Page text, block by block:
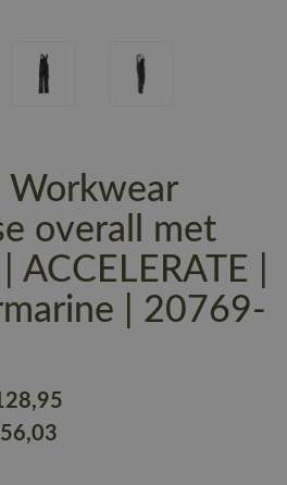
Workwear
overall met
ACCELERATE |
| 20769-
,95
,03